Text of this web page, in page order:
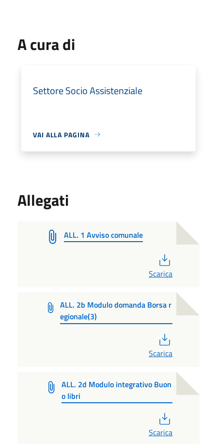
A cura di
Settore Socio Assistenziale
VAI ALLA PAGINA
Allegati
ALL. 1 Avviso comunale
Scarica
ALL. 2b Modulo domanda Borsa r
egionale(3)
Scarica
ALL. 2d Modulo integrativo Buon
o libri
Scarica